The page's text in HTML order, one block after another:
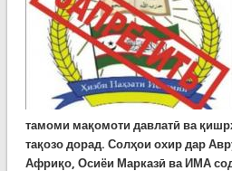
тамоми мақомоти давлатӣ ва
тақозо дорад. Солҳои охир дар
Африқо, Осиёи Марказӣ ва ИМА